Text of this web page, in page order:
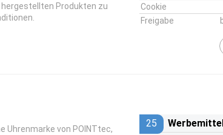
Produkten zu
Cookie
Freigabe
Uhrenmarke von POINTtec,
25